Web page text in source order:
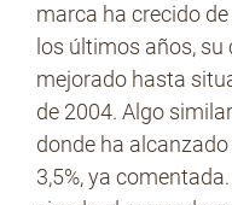
marca ha crecido
los últimos años,
mejorado hasta
de 2004. Algo
donde ha
3,5%, ya